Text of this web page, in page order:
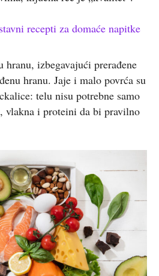
recepti za domaće napitke
izbegavajući prerađene
hranu. Jaje i malo povrća su
telu nisu potrebne samo
i proteini da bi pravilno